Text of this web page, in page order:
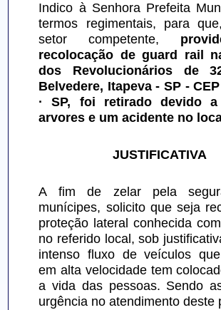
Indico à Senhora Prefeita
termos regimentais, para
setor competente,
recolocação de guard rail
dos Revolucionários de
Belvedere, Itapeva - SP -
· SP, foi retirado devido
arvores e um acidente no
JUSTIFICATIVA
A fim de zelar pela
munícipes, solicito que seja
proteção lateral conhecida
no referido local, sob
intenso fluxo de veículos
em alta velocidade tem
a vida das pessoas. Sendo
urgência no atendimento deste